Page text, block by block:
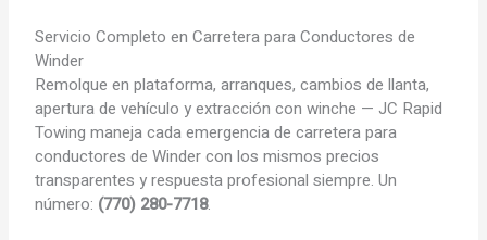
Servicio Completo en Carretera para Conductores de
Winder
Remolque en plataforma, arranques, cambios de llanta,
apertura de vehículo y extracción con winche — JC Rapid
Towing maneja cada emergencia de carretera para
conductores de Winder con los mismos precios
transparentes y respuesta profesional siempre. Un
número: (770) 280-7718.